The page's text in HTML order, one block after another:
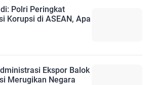
Polri Peringkat
Korupsi di ASEAN, Apa
Ekspor Balok
Merugikan Negara